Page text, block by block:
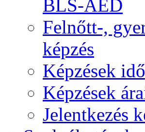
BLS-AED
Felnőtt-,
képzés
Képzések
Képzések
Jelentkezés